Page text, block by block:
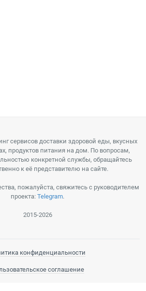
сервисов доставки здоровой еды, вкусных
продуктов питания на дом. По вопросам,
конкретной службы, обращайтесь
к её представителю на сайте.
пожалуйста, свяжитесь с руководителем
проекта:Telegram.
2015-2026
конфиденциальности
соглашение